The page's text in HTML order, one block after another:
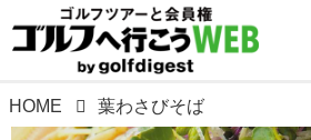
HOME 葉わさびそば